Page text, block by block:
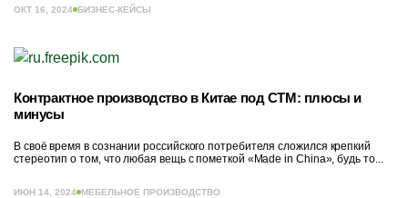
ОКТ 16, 2024 БИЗНЕС-КЕЙСЫ
Контрактное производство в Китае под СТМ: плюсы и
минусы
В своё время в сознании российского потребителя сложился крепкий
стереотип о том, что любая вещь с пометкой «Made in China», будь то...
ИЮН 14, 2024 МЕБЕЛЬНОЕ ПРОИЗВОДСТВО